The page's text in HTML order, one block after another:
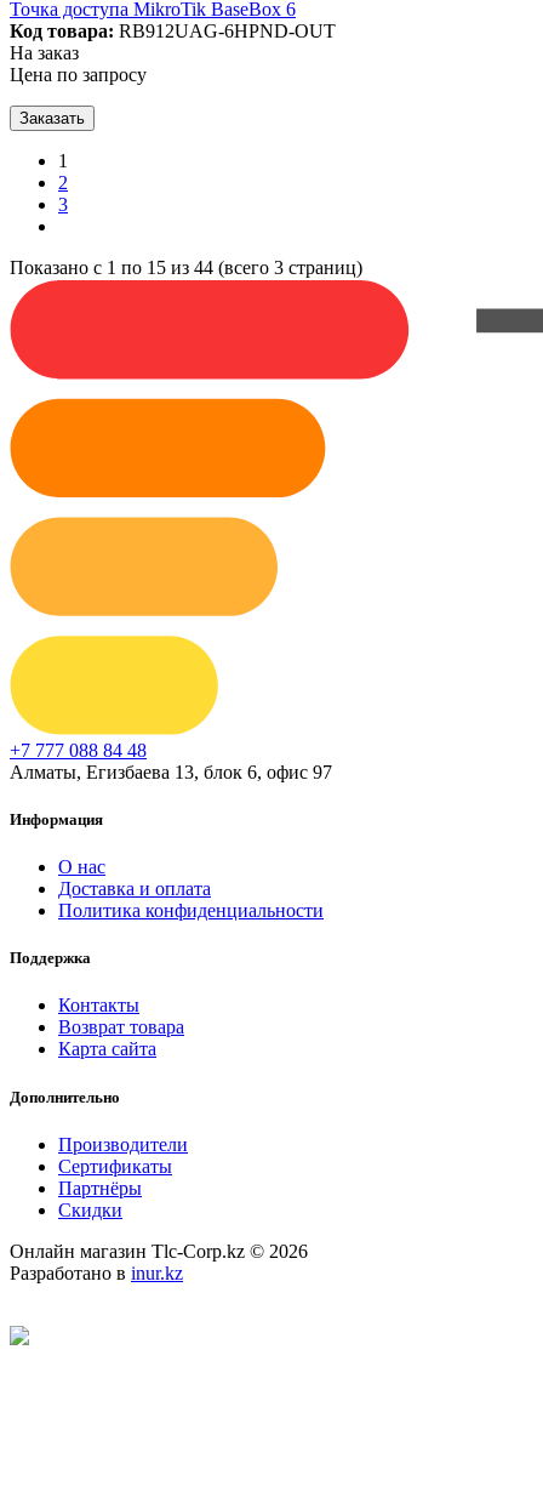
Точка доступа MikroTik BaseBox 6
Код товара: RB912UAG-6HPND-OUT
На заказ
Цена по запросу
Заказать
1
2
3
Показано с 1 по 15 из 44 (всего 3 страниц)
+7 777 088 84 48
Алматы, Егизбаева 13, блок 6, офис 97
Информация
О нас
Доставка и оплата
Политика конфиденциальности
Поддержка
Контакты
Возврат товара
Карта сайта
Дополнительно
Производители
Сертификаты
Партнёры
Скидки
Онлайн магазин Tlc-Corp.kz © 2026
Разработано в inur.kz